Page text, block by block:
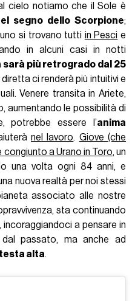
cielo notiamo che il Sole è
segno dello Scorpione;
si trovano tutti in Pesci e
in alcuni casi in notti
sarà più retrogrado dal 25
ci renderà più intuitivi e
Venere transita in Ariete,
aumentando le possibilità di
potrebbe essere l’anima
nel lavoro. Giove (che
congiunto a Urano in Toro, un
una volta ogni 84 anni, e
nuova realtà per noi stessi
associato alle nostre
sta continuando
a pensare in
passato, ma anche ad
alta.